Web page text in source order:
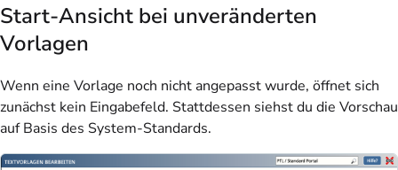
Start-Ansicht bei unveränderten
Vorlagen
Wenn eine Vorlage noch nicht angepasst wurde, öffnet sich
zunächst kein Eingabefeld. Stattdessen siehst du die Vorschau
auf Basis des System-Standards.